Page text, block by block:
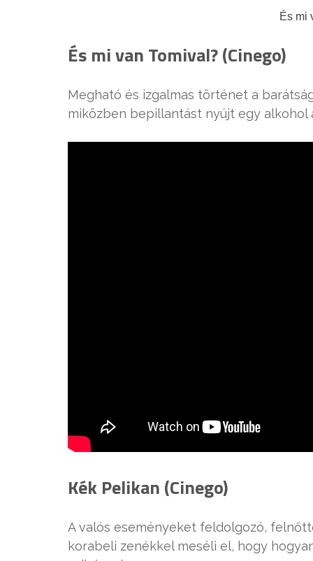
És mi
És mi van Tomival? (Cinego)
Megható és izgalmas történet a
miközben bepillantást nyújt egy
Kék Pelikan (Cinego)
A valós eseményeket feldolgozó,
korabeli zenékkel meséli el, hogy